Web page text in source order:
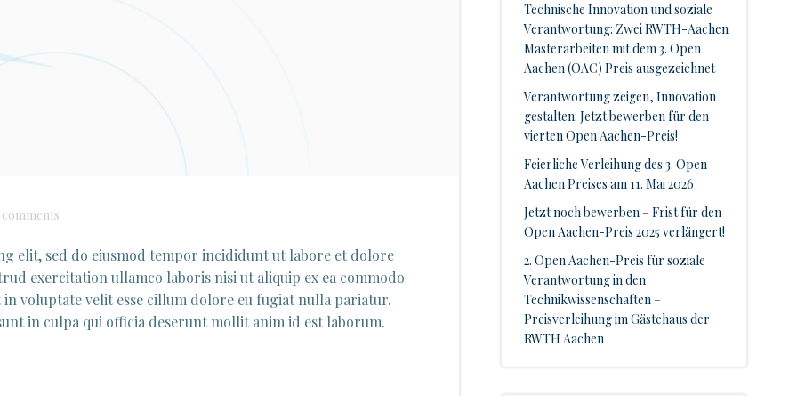
comments
elit, sed do eiusmod tempor incididunt ut labore et dolore
exercitation ullamco laboris nisi ut aliquip ex ea commodo
voluptate velit esse cillum dolore eu fugiat nulla pariatur.
in culpa qui officia deserunt mollit anim id est laborum.
Technische Innovation und soziale
Verantwortung: Zwei RWTH-Aachen
Masterarbeiten mit dem 3. Open
Aachen (OAC) Preis ausgezeichnet
Verantwortung zeigen, Innovation
gestalten: Jetzt bewerben für den
vierten Open Aachen-Preis!
Feierliche Verleihung des 3. Open
Aachen Preises am 11. Mai 2026
Jetzt noch bewerben – Frist für den
Open Aachen-Preis 2025 verlängert!
2. Open Aachen-Preis für soziale
Verantwortung in den
Technikwissenschaften –
Preisverleihung im Gästehaus der
RWTH Aachen